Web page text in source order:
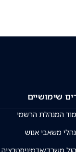
שימושיים
המנהלת הרשמי
משאבי אנוש
משרד/אדמיניסטרציה